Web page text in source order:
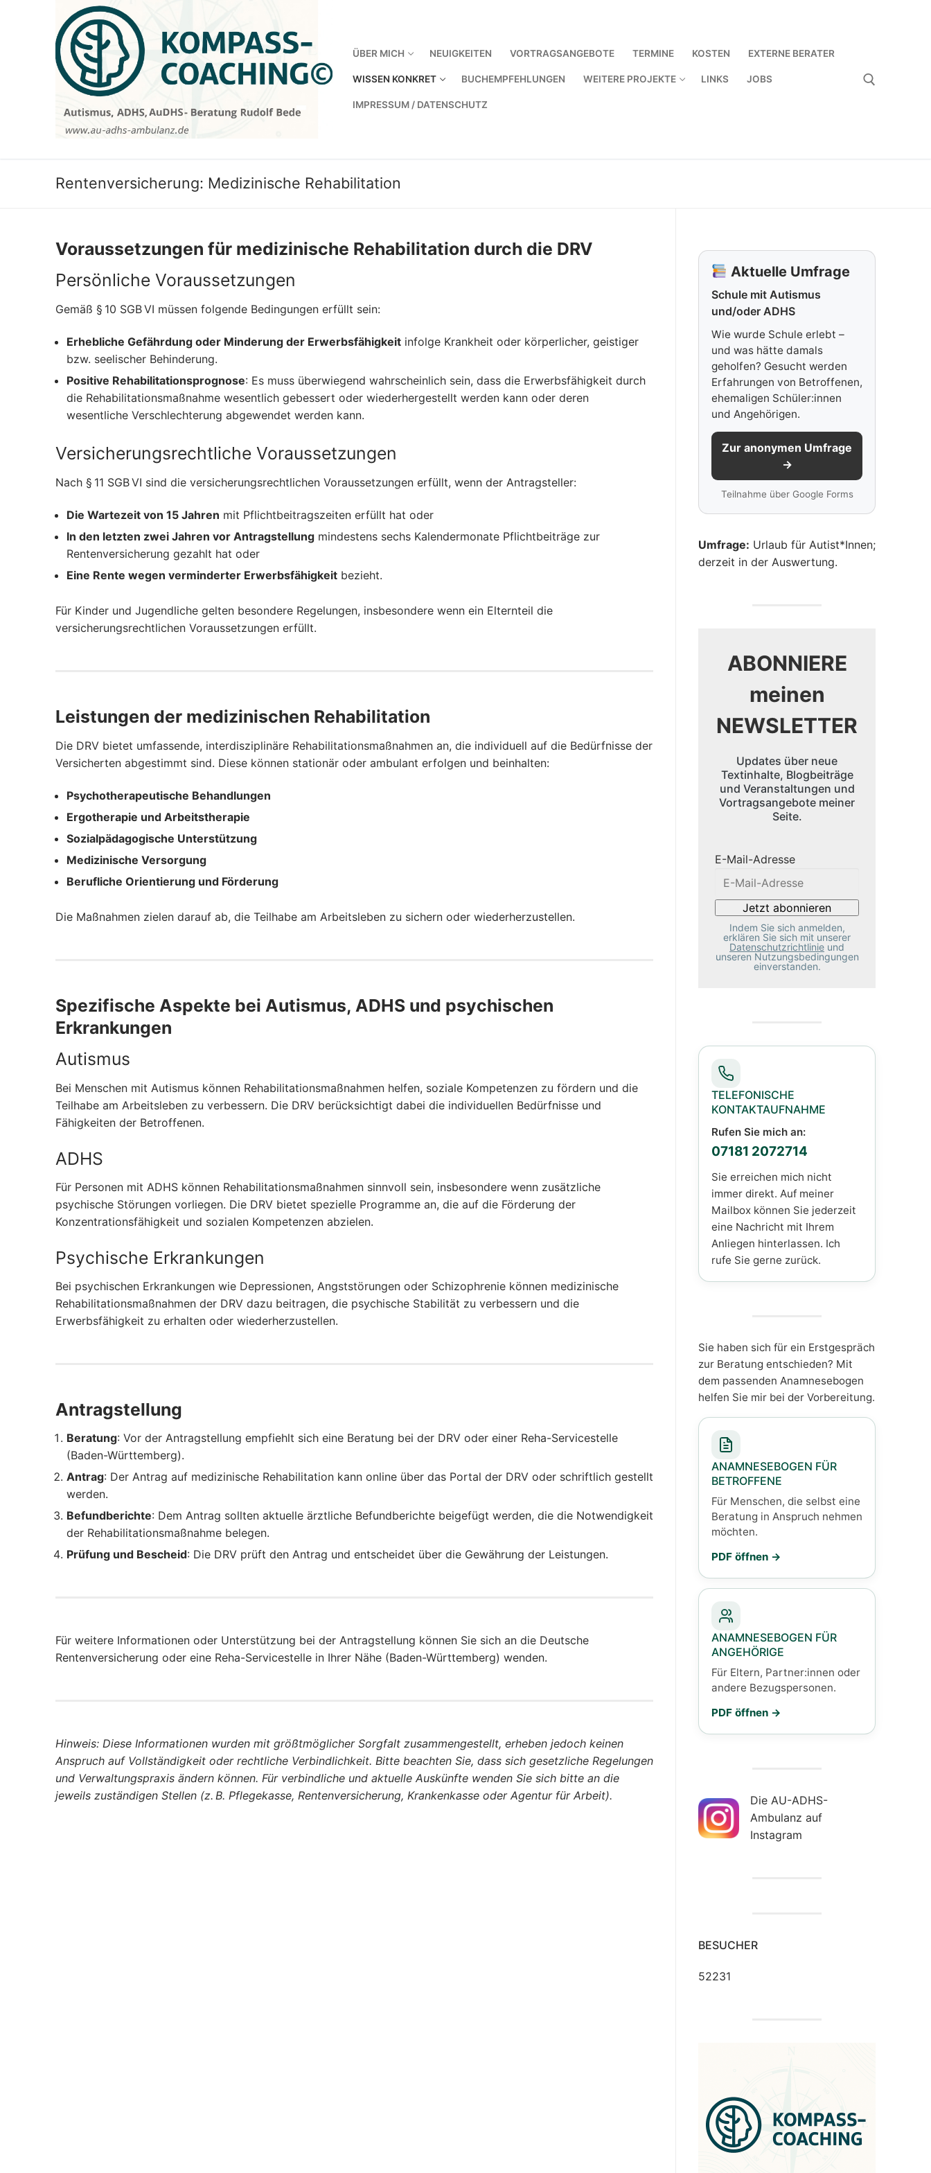
ÜBER MICH NEUIGKEITEN VORTRAGSANGEBOTE TERMINE KOSTEN EXTERNE BERATER
WISSEN KONKRET BUCHEMPFEHLUNGEN WEITERE PROJEKTE LINKS JOBS
IMPRESSUM / DATENSCHUTZ
Rentenversicherung: Medizinische Rehabilitation
Voraussetzungen für medizinische Rehabilitation durch die DRV
Persönliche Voraussetzungen
Gemäß § 10 SGB VI müssen folgende Bedingungen erfüllt sein:
Erhebliche Gefährdung oder Minderung der Erwerbsfähigkeit infolge Krankheit oder körperlicher, geistiger
bzw. seelischer Behinderung.
Positive Rehabilitationsprognose: Es muss überwiegend wahrscheinlich sein, dass die Erwerbsfähigkeit durch
die Rehabilitationsmaßnahme wesentlich gebessert oder wiederhergestellt werden kann oder deren
wesentliche Verschlechterung abgewendet werden kann.
Versicherungsrechtliche Voraussetzungen
Nach § 11 SGB VI sind die versicherungsrechtlichen Voraussetzungen erfüllt, wenn der Antragsteller:
Die Wartezeit von 15 Jahren mit Pflichtbeitragszeiten erfüllt hat oder
In den letzten zwei Jahren vor Antragstellung mindestens sechs Kalendermonate Pflichtbeiträge zur
Rentenversicherung gezahlt hat oder
Eine Rente wegen verminderter Erwerbsfähigkeit bezieht.
Für Kinder und Jugendliche gelten besondere Regelungen, insbesondere wenn ein Elternteil die
versicherungsrechtlichen Voraussetzungen erfüllt.
Leistungen der medizinischen Rehabilitation
Die DRV bietet umfassende, interdisziplinäre Rehabilitationsmaßnahmen an, die individuell auf die Bedürfnisse der
Versicherten abgestimmt sind. Diese können stationär oder ambulant erfolgen und beinhalten:
Psychotherapeutische Behandlungen
Ergotherapie und Arbeitstherapie
Sozialpädagogische Unterstützung
Medizinische Versorgung
Berufliche Orientierung und Förderung
Die Maßnahmen zielen darauf ab, die Teilhabe am Arbeitsleben zu sichern oder wiederherzustellen.
Spezifische Aspekte bei Autismus, ADHS und psychischen
Erkrankungen
Autismus
Bei Menschen mit Autismus können Rehabilitationsmaßnahmen helfen, soziale Kompetenzen zu fördern und die
Teilhabe am Arbeitsleben zu verbessern. Die DRV berücksichtigt dabei die individuellen Bedürfnisse und
Fähigkeiten der Betroffenen.
ADHS
Für Personen mit ADHS können Rehabilitationsmaßnahmen sinnvoll sein, insbesondere wenn zusätzliche
psychische Störungen vorliegen. Die DRV bietet spezielle Programme an, die auf die Förderung der
Konzentrationsfähigkeit und sozialen Kompetenzen abzielen.
Psychische Erkrankungen
Bei psychischen Erkrankungen wie Depressionen, Angststörungen oder Schizophrenie können medizinische
Rehabilitationsmaßnahmen der DRV dazu beitragen, die psychische Stabilität zu verbessern und die
Erwerbsfähigkeit zu erhalten oder wiederherzustellen.
Antragstellung
Beratung: Vor der Antragstellung empfiehlt sich eine Beratung bei der DRV oder einer Reha-Servicestelle
(Baden-Württemberg).
Antrag: Der Antrag auf medizinische Rehabilitation kann online über das Portal der DRV oder schriftlich gestellt
werden.
Befundberichte: Dem Antrag sollten aktuelle ärztliche Befundberichte beigefügt werden, die die Notwendigkeit
der Rehabilitationsmaßnahme belegen.
Prüfung und Bescheid: Die DRV prüft den Antrag und entscheidet über die Gewährung der Leistungen.
Für weitere Informationen oder Unterstützung bei der Antragstellung können Sie sich an die Deutsche
Rentenversicherung oder eine Reha-Servicestelle in Ihrer Nähe (Baden-Württemberg) wenden.
Hinweis: Diese Informationen wurden mit größtmöglicher Sorgfalt zusammengestellt, erheben jedoch keinen
Anspruch auf Vollständigkeit oder rechtliche Verbindlichkeit. Bitte beachten Sie, dass sich gesetzliche Regelungen
und Verwaltungspraxis ändern können. Für verbindliche und aktuelle Auskünfte wenden Sie sich bitte an die
jeweils zuständigen Stellen (z. B. Pflegekasse, Rentenversicherung, Krankenkasse oder Agentur für Arbeit).
Aktuelle Umfrage
Schule mit Autismus
und/oder ADHS
Wie wurde Schule erlebt –
und was hätte damals
geholfen? Gesucht werden
Erfahrungen von Betroffenen,
ehemaligen Schüler:innen
und Angehörigen.
Zur anonymen Umfrage
→
Teilnahme über Google Forms
Umfrage: Urlaub für Autist*Innen;
derzeit in der Auswertung.
ABONNIERE
meinen
NEWSLETTER
Updates über neue
Textinhalte, Blogbeiträge
und Veranstaltungen und
Vortragsangebote meiner
Seite.
E-Mail-Adresse
Indem Sie sich anmelden,
erklären Sie sich mit unserer
Datenschutzrichtlinie und
unseren Nutzungsbedingungen
einverstanden.
TELEFONISCHE
KONTAKTAUFNAHME
Rufen Sie mich an:
07181 2072714
Sie erreichen mich nicht
immer direkt. Auf meiner
Mailbox können Sie jederzeit
eine Nachricht mit Ihrem
Anliegen hinterlassen. Ich
rufe Sie gerne zurück.
Sie haben sich für ein Erstgespräch
zur Beratung entschieden? Mit
dem passenden Anamnesebogen
helfen Sie mir bei der Vorbereitung.
ANAMNESEBOGEN FÜR
BETROFFENE
Für Menschen, die selbst eine
Beratung in Anspruch nehmen
möchten.
PDF öffnen
ANAMNESEBOGEN FÜR
ANGEHÖRIGE
Für Eltern, Partner:innen oder
andere Bezugspersonen.
PDF öffnen
Die AU-ADHS-
Ambulanz auf
Instagram
BESUCHER
52231